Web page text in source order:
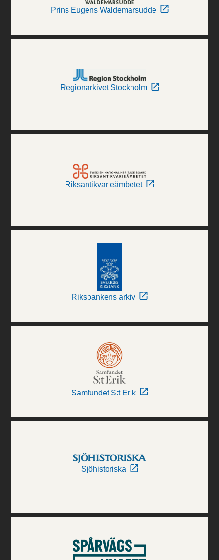
Prins Eugens Waldemarsudde
Regionarkivet Stockholm
Riksantikvarieämbetet
Riksbankens arkiv
Samfundet S:t Erik
Sjöhistoriska